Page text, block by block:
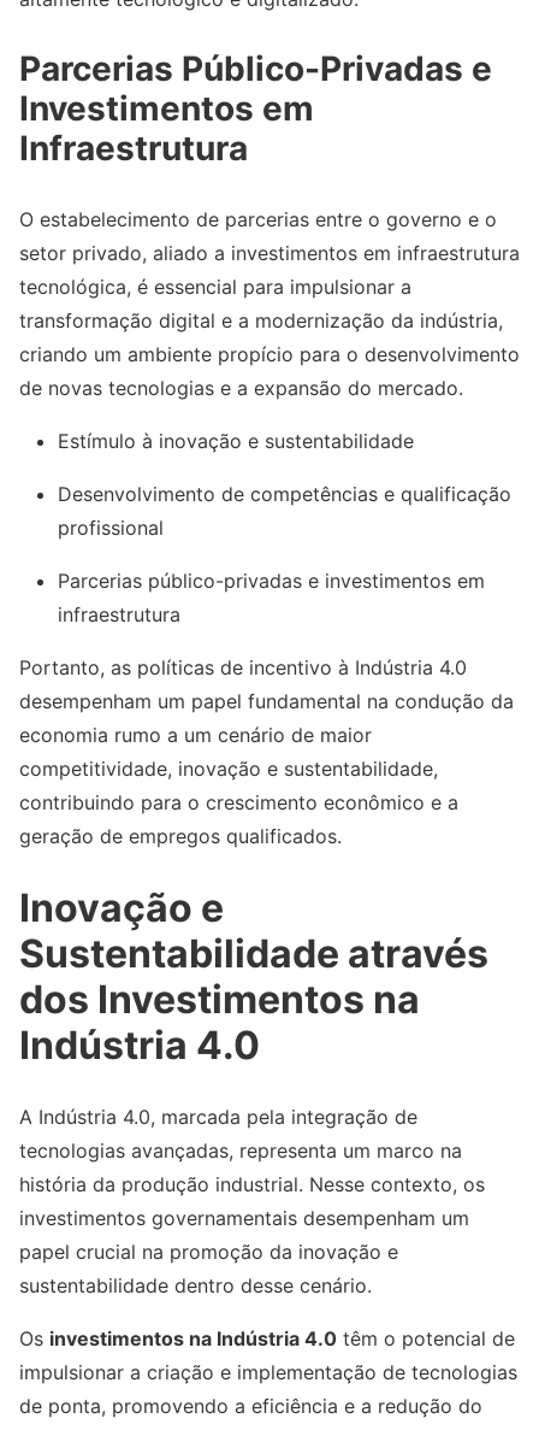
Parcerias Público-Privadas e
Investimentos em
Infraestrutura
O estabelecimento de parcerias entre o governo e o
setor privado, aliado a investimentos em infraestrutura
tecnológica, é essencial para impulsionar a
transformação digital e a modernização da indústria,
criando um ambiente propício para o desenvolvimento
de novas tecnologias e a expansão do mercado.
Estímulo à inovação e sustentabilidade
Desenvolvimento de competências e qualificação
profissional
Parcerias público-privadas e investimentos em
infraestrutura
Portanto, as políticas de incentivo à Indústria 4.0
desempenham um papel fundamental na condução da
economia rumo a um cenário de maior
competitividade, inovação e sustentabilidade,
contribuindo para o crescimento econômico e a
geração de empregos qualificados.
Inovação e
Sustentabilidade através
dos Investimentos na
Indústria 4.0
A Indústria 4.0, marcada pela integração de
tecnologias avançadas, representa um marco na
história da produção industrial. Nesse contexto, os
investimentos governamentais desempenham um
papel crucial na promoção da inovação e
sustentabilidade dentro desse cenário.
Os investimentos na Indústria 4.0 têm o potencial de
impulsionar a criação e implementação de tecnologias
de ponta, promovendo a eficiência e a redução do